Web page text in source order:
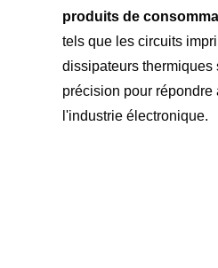
produits de
tels que les circuits
dissipateurs thermiques
précision pour
l'industrie électronique.